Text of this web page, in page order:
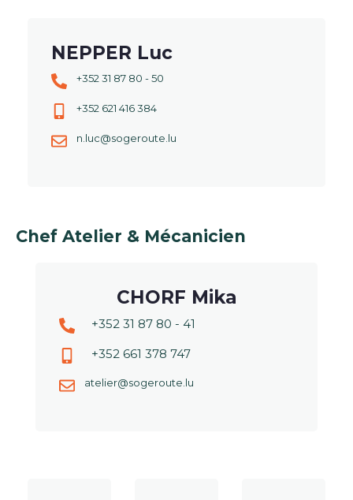
NEPPER Luc
+352 31 87 80 - 50
+352 621 416 384
n.luc@sogeroute.lu
Chef Atelier & Mécanicien
CHORF Mika
+352 31 87 80 - 41
+352 661 378 747
atelier@sogeroute.lu